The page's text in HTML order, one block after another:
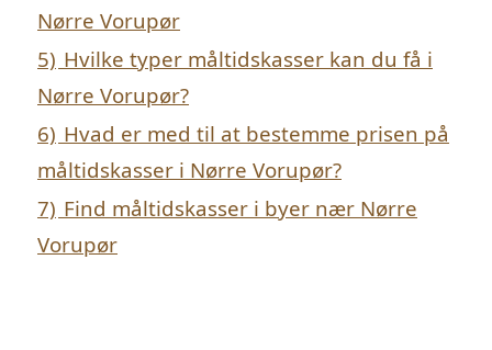
Nørre Vorupør
5) Hvilke typer måltidskasser kan du få i
Nørre Vorupør?
6) Hvad er med til at bestemme prisen på
måltidskasser i Nørre Vorupør?
7) Find måltidskasser i byer nær Nørre
Vorupør